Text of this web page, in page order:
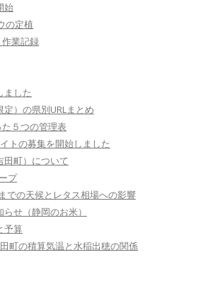
始
の定植
業記録
ました
）の県別URLまとめ
５つの管理表
トの募集を開始しました
田町）について
プ
での天候とレタス相場への影響
せ（静岡のお米）
予算
町の積算気温と水稲出穂の関係